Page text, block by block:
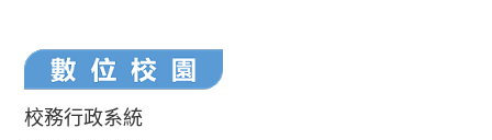
校務行政系統